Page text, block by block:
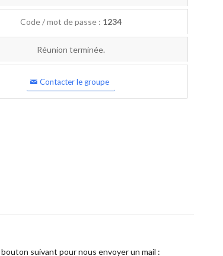
Code / mot de passe : 1234
Réunion terminée.
Contacter le groupe
suivant pour nous envoyer un mail :